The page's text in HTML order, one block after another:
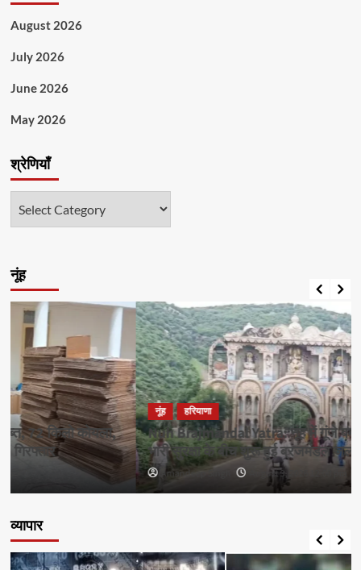
August 2026
July 2026
June 2026
May 2026
श्रेणियाँ
नूंह
नूंह हरियाणा
Nuh Brajmandal Yatra: नूंह में गूंजे बम-बम भोले के जयकारे,
भारी सुरक्षा के बीच शुरू हुई ब्रजमंडल जलाभिषेक यात्रा
Amandeep Singh August 3, 2026 12:00 pm 0
व्यापार